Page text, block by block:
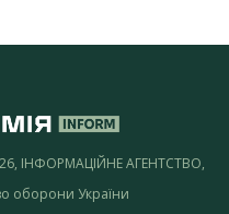
ІНФОРМАЦІЙНЕ АГЕНТСТВО,
оборони України